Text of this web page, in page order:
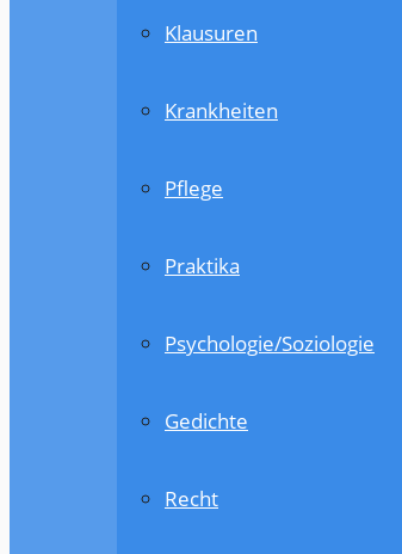
Klausuren
Krankheiten
Pflege
Praktika
Psychologie/Soziologie
Gedichte
Recht